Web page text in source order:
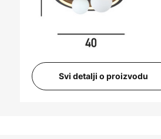
Svi detalji o proizvodu